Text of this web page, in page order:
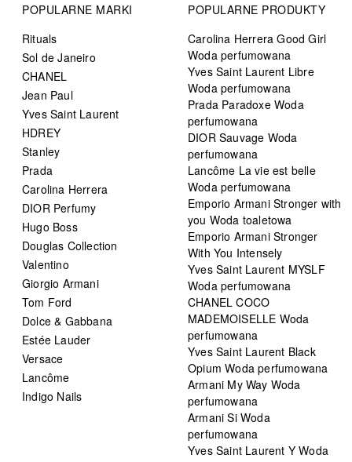
POPULARNE MARKI
Rituals
Sol de Janeiro
CHANEL
Jean Paul
Yves Saint Laurent
HDREY
Stanley
Prada
Carolina Herrera
DIOR Perfumy
Hugo Boss
Douglas Collection
Valentino
Giorgio Armani
Tom Ford
Dolce & Gabbana
Estée Lauder
Versace
Lancôme
Indigo Nails
POPULARNE PRODUKTY
Carolina Herrera Good Girl
Woda perfumowana
Yves Saint Laurent Libre
Woda perfumowana
Prada Paradoxe Woda
perfumowana
DIOR Sauvage Woda
perfumowana
Lancôme La vie est belle
Woda perfumowana
Emporio Armani Stronger with
you Woda toaletowa
Emporio Armani Stronger
With You Intensely
Yves Saint Laurent MYSLF
Woda perfumowana
CHANEL COCO
MADEMOISELLE Woda
perfumowana
Yves Saint Laurent Black
Opium Woda perfumowana
Armani My Way Woda
perfumowana
Armani Si Woda
perfumowana
Yves Saint Laurent Y Woda